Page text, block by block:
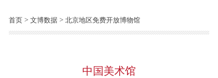
首页> 文博数据> 北京地区免费开放博物馆
中国美术馆